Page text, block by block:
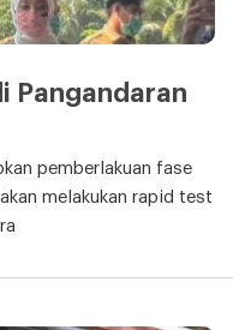
Pangandaran
pemberlakuan fase
melakukan rapid test